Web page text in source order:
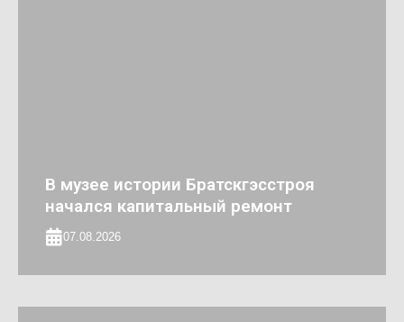
В музее истории Братскгэсстроя
начался капитальный ремонт
07.08.2026